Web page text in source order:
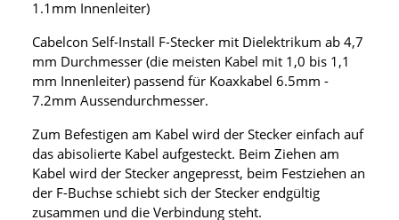
1.1mm Innenleiter)
Cabelcon Self-Install F-Stecker mit Dielektrikum ab 4,7
mm Durchmesser (die meisten Kabel mit 1,0 bis 1,1
mm Innenleiter) passend für Koaxkabel 6.5mm -
7.2mm Aussendurchmesser.
Zum Befestigen am Kabel wird der Stecker einfach auf
das abisolierte Kabel aufgesteckt. Beim Ziehen am
Kabel wird der Stecker angepresst, beim Festziehen an
der F-Buchse schiebt sich der Stecker endgültig
zusammen und die Verbindung steht.